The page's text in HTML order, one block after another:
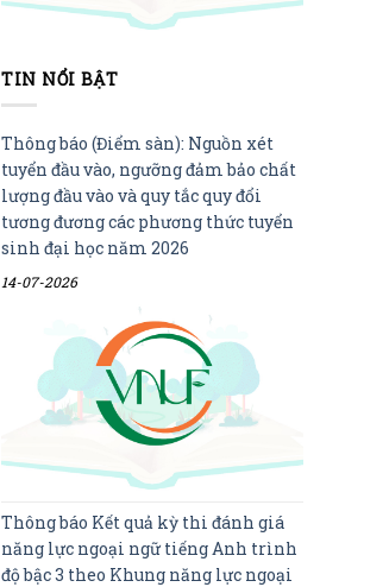
TIN NỔI BẬT
Thông báo (Điểm sàn): Nguồn xét
tuyển đầu vào, ngưỡng đảm bảo chất
lượng đầu vào và quy tắc quy đổi
tương đương các phương thức tuyển
sinh đại học năm 2026
14-07-2026
Thông báo Kết quả kỳ thi đánh giá
năng lực ngoại ngữ tiếng Anh trình
độ bậc 3 theo Khung năng lực ngoại